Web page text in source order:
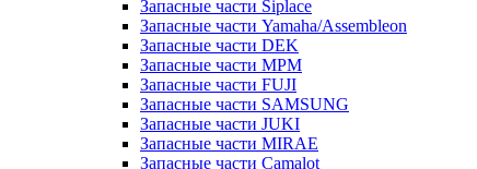
Запасные части Siplace
Запасные части Yamaha/Assembleon
Запасные части DEK
Запасные части MPM
Запасные части FUJI
Запасные части SAMSUNG
Запасные части JUKI
Запасные части MIRAE
Запасные части Camalot